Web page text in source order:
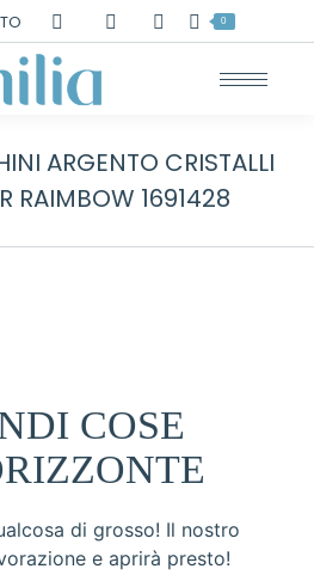
Cerca: 0
ARGENTO CRISTALLI
RAIMBOW 1691428
COSE
di grosso! Il nostro
e aprirà presto!